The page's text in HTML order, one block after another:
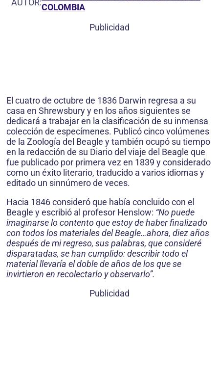
COLOMBIA
Publicidad
El cuatro de octubre de 1836 Darwin regresa a su
casa en Shrewsbury y en los años siguientes se
dedicará a trabajar en la clasificación de su inmensa
colección de especímenes. Publicó cinco volúmenes
de la Zoología del Beagle y también ocupó su tiempo
en la redacción de su Diario del viaje del Beagle que
fue publicado por primera vez en 1839 y considerado
como un éxito literario, traducido a varios idiomas y
editado un sinnúmero de veces.
Hacia 1846 consideró que había concluido con el
Beagle y escribió al profesor Henslow: “No puede
imaginarse lo contento que estoy de haber finalizado
con todos los materiales del Beagle…ahora, diez años
después de mi regreso, sus palabras, que consideré
disparatadas, se han cumplido: describir todo el
material llevaría el doble de años de los que se
invirtieron en recolectarlo y observarlo”.
Publicidad